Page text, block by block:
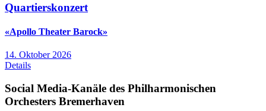
Quartierskonzert
«Apollo Theater Barock»
14. Oktober 2026
Details
Social Media-Kanäle des Philharmonischen
Orchesters Bremerhaven